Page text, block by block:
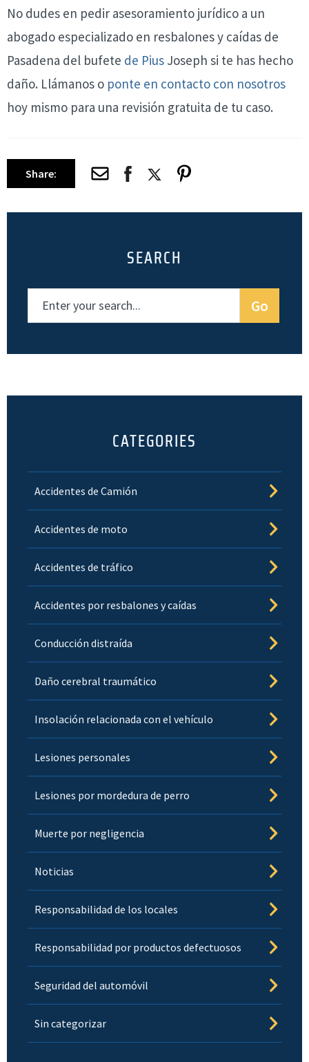
No dudes en pedir asesoramiento jurídico a un
abogado especializado en resbalones y caídas de
Pasadena del bufete de Pius Joseph si te has hecho
daño. Llámanos o ponte en contacto con nosotros
hoy mismo para una revisión gratuita de tu caso.
Share:
SEARCH
CATEGORIES
Accidentes de Camión
Accidentes de moto
Accidentes de tráfico
Accidentes por resbalones y caídas
Conducción distraída
Daño cerebral traumático
Insolación relacionada con el vehículo
Lesiones personales
Lesiones por mordedura de perro
Muerte por negligencia
Noticias
Responsabilidad de los locales
Responsabilidad por productos defectuosos
Seguridad del automóvil
Sin categorizar